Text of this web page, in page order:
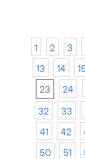
1 2 3
13
14
23
24
32
33
41
42
50
51